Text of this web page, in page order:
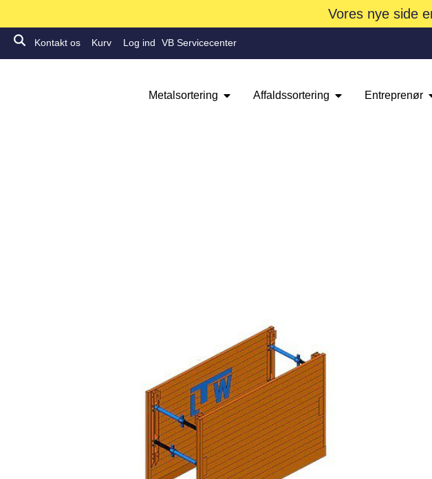
Vores nye side
Kontakt os Kurv Log ind VB Servicecenter
Metalsortering Affaldssortering Entreprenør